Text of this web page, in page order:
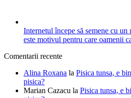
Internetul începe să semene cu un
este motivul pentru care oamenii
Comentarii recente
Alina Roxana la Pisica tunsa, e
pisica?
Marian Cazacu la Pisica tunsa, e